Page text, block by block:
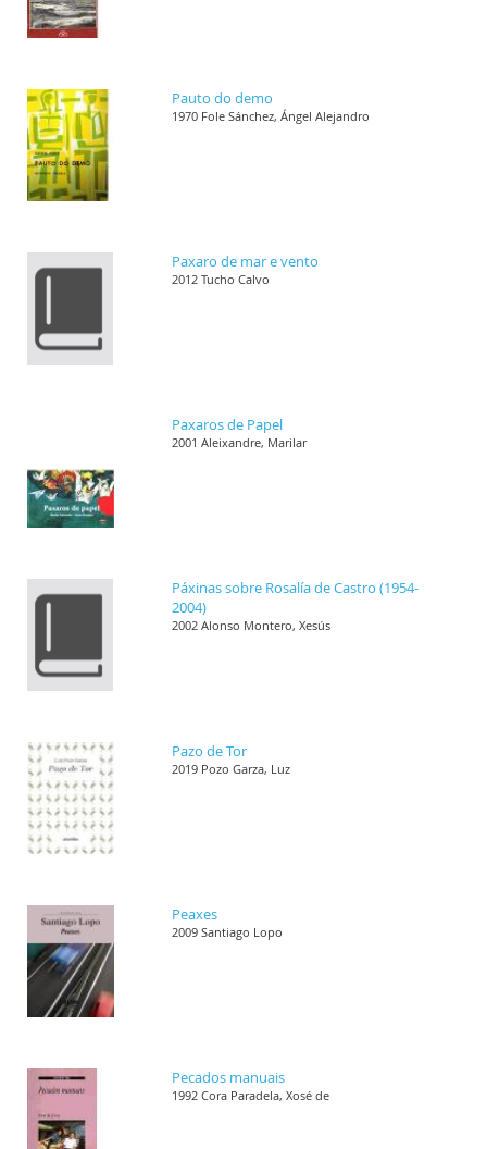
Pauto do demo
1970 Fole Sánchez, Ángel Alejandro
Paxaro de mar e vento
2012 Tucho Calvo
Paxaros de Papel
2001 Aleixandre, Marilar
Páxinas sobre Rosalía de Castro (1954-
2004)
2002 Alonso Montero, Xesús
Pazo de Tor
2019 Pozo Garza, Luz
Peaxes
2009 Santiago Lopo
Pecados manuais
1992 Cora Paradela, Xosé de